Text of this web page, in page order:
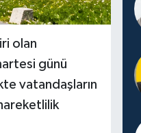
olan
günü
vatandaşların